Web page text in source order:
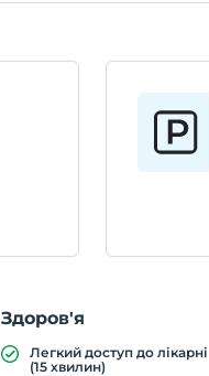
Здоров'я
Легкий доступ до лікарні
(15 хвилин)